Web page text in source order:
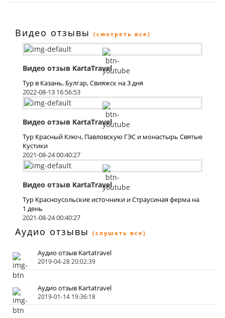
Видео отзывы (смотреть все)
Видео отзыв KartaTravel
Тур в Казань, Булгар, Свияжск на 3 дня
2022-08-13 16:56:53
Видео отзыв KartaTravel
Тур Красный Ключ, Павловскую ГЭС и монастырь Святые
Кустики
2021-08-24 00:40:27
Видео отзыв KartaTravel
Тур Красноусольские источники и Страусиная ферма на
1 день
2021-08-24 00:40:27
Аудио отзывы (слушать все)
Аудио отзыв Kartatravel
2019-04-28 20:02:39
Аудио отзыв Kartatravel
2019-01-14 19:36:18